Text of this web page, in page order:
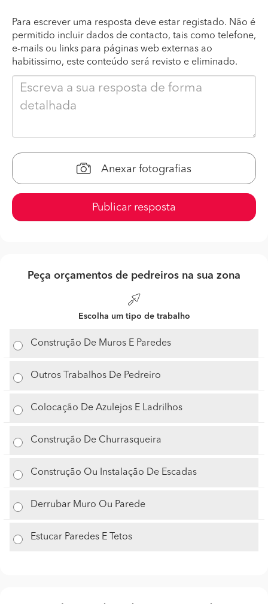
Para escrever uma resposta deve estar registado. Não é
permitido incluir dados de contacto, tais como telefone,
e-mails ou links para páginas web externas ao
habitissimo, este conteúdo será revisto e eliminado.
Anexar fotografias
Publicar resposta
Peça orçamentos de pedreiros na sua zona
Escolha um tipo de trabalho
Construção De Muros E Paredes
Outros Trabalhos De Pedreiro
Colocação De Azulejos E Ladrilhos
Construção De Churrasqueira
Construção Ou Instalação De Escadas
Derrubar Muro Ou Parede
Estucar Paredes E Tetos